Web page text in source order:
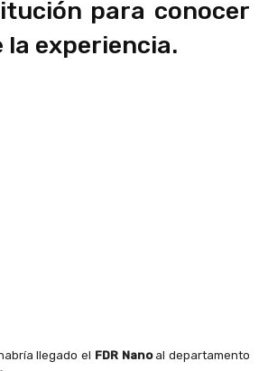
para conocer
la experiencia.
llegado el FDR Nanoal departamento